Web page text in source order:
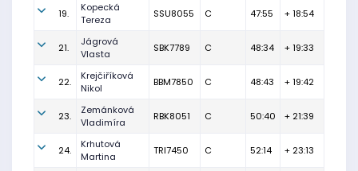
19.
Kopecká
Tereza
SSU8055 C 47:55 + 18:54
21.
Jágrová
Vlasta
SBK7789 C 48:34 + 19:33
22.
Krejčiříková
Nikol
BBM7850 C 48:43 + 19:42
23.
Zemánková
Vladimíra
RBK8051 C 50:40 + 21:39
24.
Krhutová
Martina
TRI7450 C 52:14 + 23:13